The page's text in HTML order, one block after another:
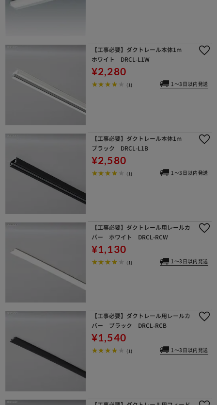
【工事必要】ダクトレール本体1m
ホワイト DRCL-L1W
¥2,280
(1) 1～3日以内発送
【工事必要】ダクトレール本体1m
ブラック DRCL-L1B
¥2,580
(1) 1～3日以内発送
【工事必要】ダクトレール用レールカ
バー ホワイト DRCL-RCW
¥1,130
(1) 1～3日以内発送
【工事必要】ダクトレール用レールカ
バー ブラック DRCL-RCB
¥1,540
(1) 1～3日以内発送